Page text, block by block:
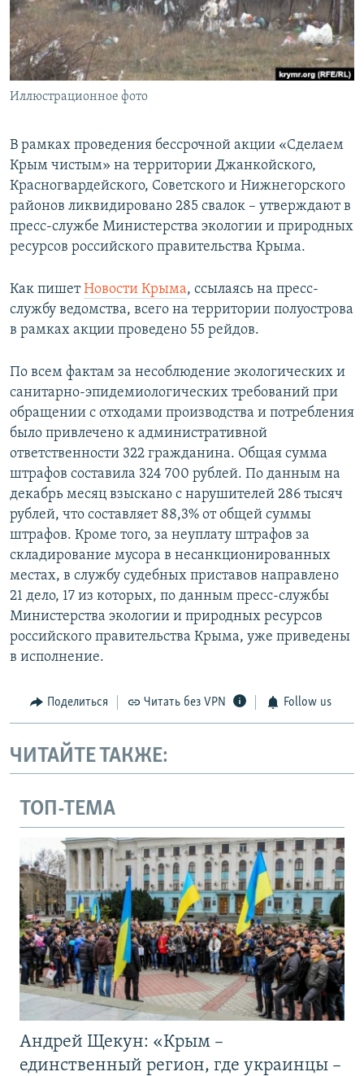
ПОБЕДИТЕЛЕЙ НЕ СУДЯТ?
КРЫМ.НЕПОКОРЕННЫЙ
ELIFBE
УКРАИНСКАЯ ПРОБЛЕМА КРЫМА
ПРИСОЕДИНЯЙТЕСЬ!
Иллюстрационное фото
В рамках проведения бессрочной акции «Сделаем
Крым чистым» на территории Джанкойского,
Красногвардейского, Советского и Нижнегорского
районов ликвидировано 285 свалок – утверждают в
пресс-службе Министерства экологии и природных
ресурсов российского правительства Крыма.
Как пишетНовости Крыма, ссылаясь на пресс-
службу ведомства, всего на территории полуострова
в рамках акции проведено 55 рейдов.
По всем фактам за несоблюдение экологических и
санитарно-эпидемиологических требований при
обращении с отходами производства и потребления
было привлечено к административной
ответственности 322 гражданина. Общая сумма
штрафов составила 324 700 рублей. По данным на
декабрь месяц взыскано с нарушителей 286 тысяч
рублей, что составляет 88,3% от общей суммы
штрафов. Кроме того, за неуплату штрафов за
складирование мусора в несанкционированных
местах, в службу судебных приставов направлено
21 дело, 17 из которых, по данным пресс-службы
Министерства экологии и природных ресурсов
российского правительства Крыма, уже приведены
в исполнение.
Поделиться Читать без VPN Follow us
ЧИТАЙТЕ ТАКЖЕ:
ТОП-ТЕМА
Андрей Щекун: «Крым –
единственный регион, где украинцы –